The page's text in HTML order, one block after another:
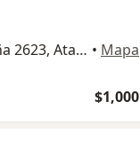
Av. Gregorio Méndez Magaña 2623, Atasta de Serra,, Villahermosa • Mapa
$1,000